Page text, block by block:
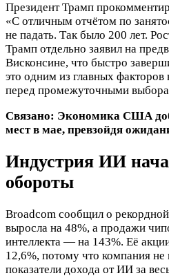
Президент Трамп
«С отличным отчётом по
не падать. Так было 200 лет.
Трамп отдельно заявил на
Висконсине, что быстро
это одним из главных
перед промежуточными
Связано: Экономика США
мест в мае, превзойдя
Индустрия ИИ
обороты
Broadcom сообщил о
выросла на 48%, а продажи
интеллекта — на 143%. Её
12,6%, потому что компания не
показатели дохода от ИИ за